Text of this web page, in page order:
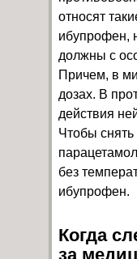
относят
ибупрофен,
должны с
Причем, в
дозах. В
действия
Чтобы
без
ибупрофен.
Когда
за